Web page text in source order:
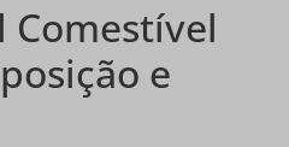
Comestível
e